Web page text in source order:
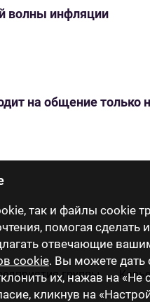
так и файлы cookie
помогая сделать
отвечающие
cookie. Вы можете дать
их, нажав на «Не
кликнув на
волны инфляции
на общение
группы